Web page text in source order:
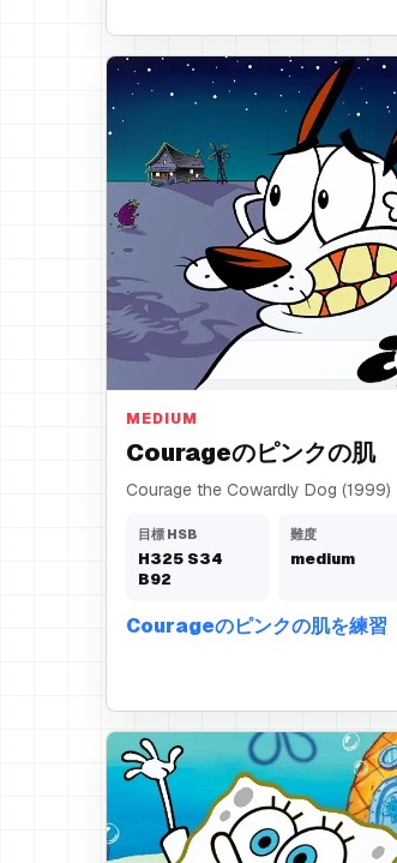
ピンクの肌
MEDIUM
Courageのピンクの肌
Courage the Cowardly Dog (1999)
目標 HSB
H325 S34
B92
難度
medium
Courageのピンクの肌を練習